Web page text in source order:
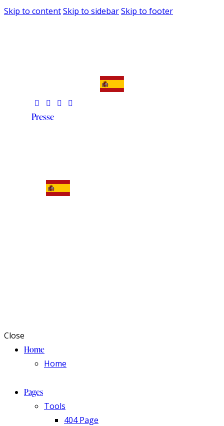
Skip to contentSkip to sidebarSkip to footer
Presse
Close
Home
Home
Pages
Tools
404 Page